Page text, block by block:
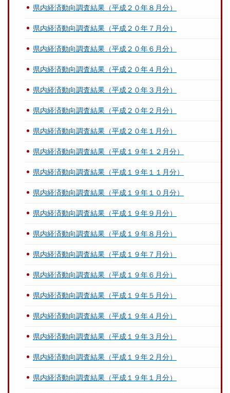
県内経済動向調査結果（平成２０年８月分）
県内経済動向調査結果（平成２０年７月分）
県内経済動向調査結果（平成２０年６月分）
県内経済動向調査結果（平成２０年４月分）
県内経済動向調査結果（平成２０年３月分）
県内経済動向調査結果（平成２０年２月分）
県内経済動向調査結果（平成２０年１月分）
県内経済動向調査結果（平成１９年１２月分）
県内経済動向調査結果（平成１９年１１月分）
県内経済動向調査結果（平成１９年１０月分）
県内経済動向調査結果（平成１９年９月分）
県内経済動向調査結果（平成１９年８月分）
県内経済動向調査結果（平成１９年７月分）
県内経済動向調査結果（平成１９年６月分）
県内経済動向調査結果（平成１９年５月分）
県内経済動向調査結果（平成１９年４月分）
県内経済動向調査結果（平成１９年３月分）
県内経済動向調査結果（平成１９年２月分）
県内経済動向調査結果（平成１９年１月分）